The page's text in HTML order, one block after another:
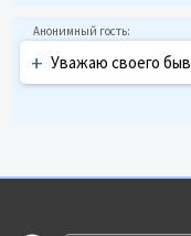
+ Уважаю своего